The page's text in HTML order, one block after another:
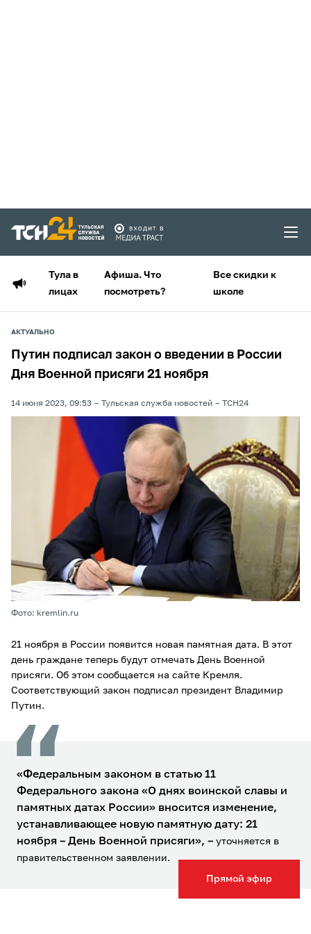
Тула в
лицах
Афиша. Что
посмотреть?
Все скидки к
школе
Прямой эфир
АКТУАЛЬНО
Путин подписал закон о введении в России
Дня Военной присяги 21 ноября
14 июня 2023, 09:53 Тульская служба новостей ТСН24
Фото: kremlin.ru
21 ноября в России появится новая памятная дата. В этот
день граждане теперь будут отмечать День Военной
присяги. Об этом сообщается на сайте Кремля.
Соответствующий закон подписал президент Владимир
Путин.
«Федеральным законом в статью 11
Федерального закона «О днях воинской славы и
памятных датах России» вносится изменение,
устанавливающее новую памятную дату: 21
ноября – День Военной присяги», – уточняется в
правительственном заявлении.